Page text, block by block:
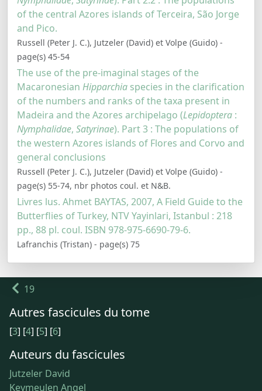
of the central Azores islands of Terceira, São Jorge
and Pico.
Russell (Peter J. C.), Jutzeler (David) et Volpe (Guido) -
page(s) 45-54
The use of the pre-imaginal stages of the
Macaronesian Hipparchia species in the clarification
of the numbers and ranks of the taxa present in
Madeira and the Azores archipelago (Lepidoptera :
Nymphalidae, Satyrinae). Part 3 : The populations of
the western Azores islands of Flores and Corvo and
general conclusions
Russell (Peter J. C.), Jutzeler (David) et Volpe (Guido) -
page(s) 55-74, nbr photos coul. et N&B.
Livres lus. Ahmet BAYTAS, 2007, A Field Guide to the
Butterflies of Turkey, NTV Yayinlari, Istanbul : 218
pp., 88 pl. coul. ISBN 978-975-6690-79-6.
Lafranchis (Tristan) - page(s) 75
19
Autres fascicules du tome
[3] [4] [5] [6]
Auteurs du fascicules
Jutzeler David
Keymeulen Angel